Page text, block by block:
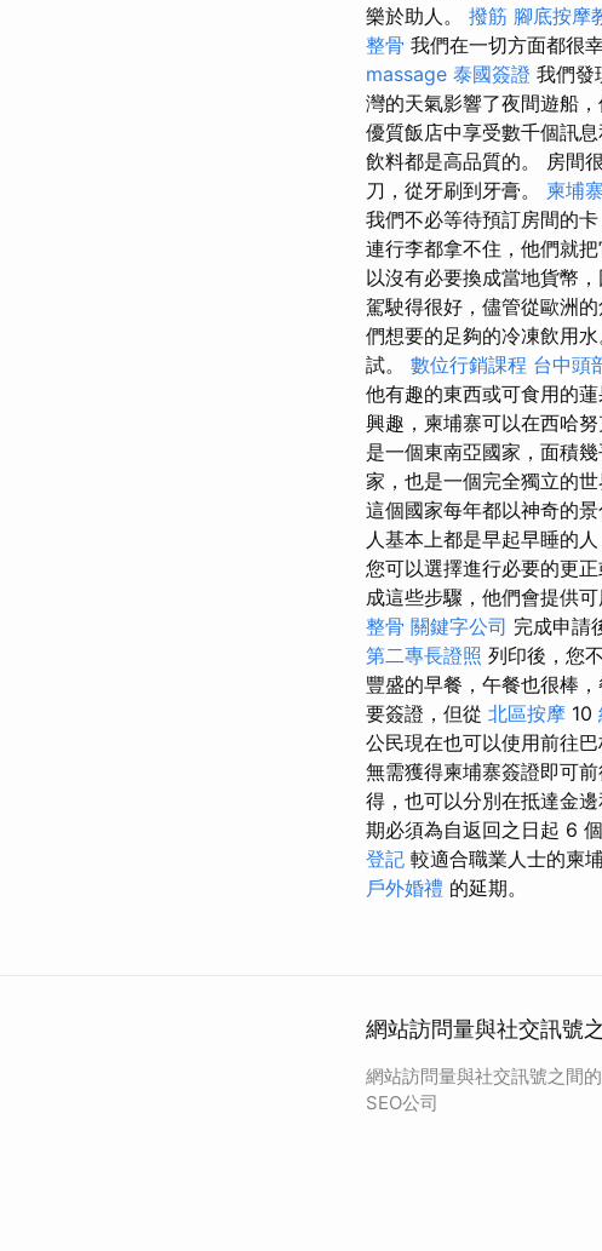
樂於助人。 撥筋 腳底按摩
整骨 我們在一切方面都很
massage 泰國簽證 我們發
灣的天氣影響了夜間遊船
優質飯店中享受數千個訊
飲料都是高品質的。 房間
刀，從牙刷到牙膏。 柬埔
我們不必等待預訂房間的
連行李都拿不住，他們就把
以沒有必要換成當地貨幣
駕駛得很好，儘管從歐洲
們想要的足夠的冷凍飲用水
試。 數位行銷課程 台中頭
他有趣的東西或可食用的
興趣，柬埔寨可以在西哈
是一個東南亞國家，面積
家，也是一個完全獨立的世
這個國家每年都以神奇的
人基本上都是早起早睡的
您可以選擇進行必要的更
成這些步驟，他們會提供
整骨 關鍵字公司 完成申請
第二專長證照 列印後，您
豐盛的早餐，午餐也很棒
要簽證，但從 北區按摩 10
公民現在也可以使用前往
無需獲得柬埔寨簽證即可
得，也可以分別在抵達金
期必須為自返回之日起 6
登記 較適合職業人士的柬
戶外婚禮 的延期。
網站訪問量與社交訊號
網站訪問量與社交訊號之間
SEO公司